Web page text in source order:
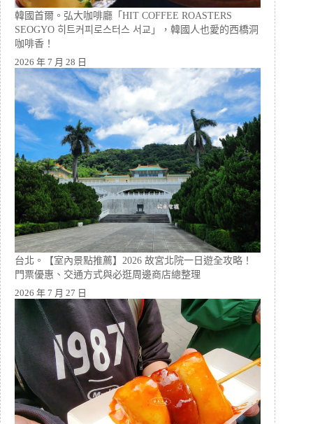
韓國首爾。弘大咖啡廳「HIT COFFEE ROASTERS
SEOGYO 히트커피로스터스 서교」，韓國人也愛的西橋洞
咖啡香！
2026 年 7 月 28 日
台北。【室內景點推薦】2026 故宮北院一日遊全攻略！
門票優惠、交通方式與必逛周邊商店總整理
2026 年 7 月 27 日